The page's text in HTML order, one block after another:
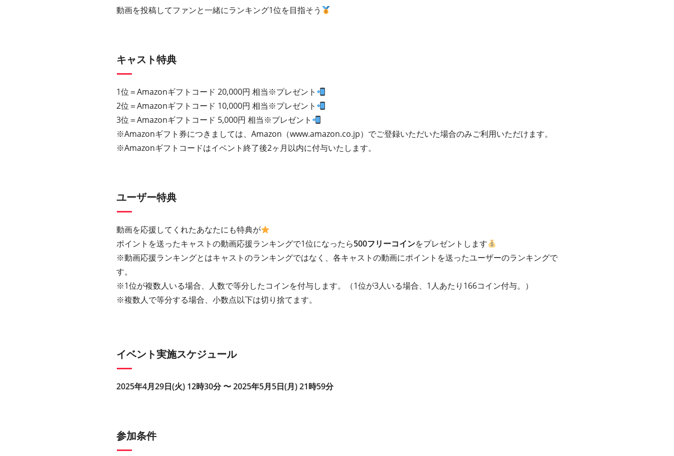
動画を投稿してファンと一緒にランキング1位を目指そう
キャスト特典
1位＝Amazonギフトコード 20,000円 相当※プレゼント
2位＝Amazonギフトコード 10,000円 相当※プレゼント
3位＝Amazonギフトコード 5,000円 相当※プレゼント
※Amazonギフト券につきましては、Amazon（www.amazon.co.jp）でご登録いただいた場合のみご利用いただけます。
※Amazonギフトコードはイベント終了後2ヶ月以内に付与いたします。
ユーザー特典
動画を応援してくれたあなたにも特典が
ポイントを送ったキャストの動画応援ランキングで1位になったら500フリーコインをプレゼントします
※動画応援ランキングとはキャストのランキングではなく、各キャストの動画にポイントを送ったユーザーのランキングで
す。
※1位が複数人いる場合、人数で等分したコインを付与します。（1位が3人いる場合、1人あたり166コイン付与。）
※複数人で等分する場合、小数点以下は切り捨てます。
イベント実施スケジュール
2025年4月29日(火) 12時30分 〜 2025年5月5日(月) 21時59分
参加条件